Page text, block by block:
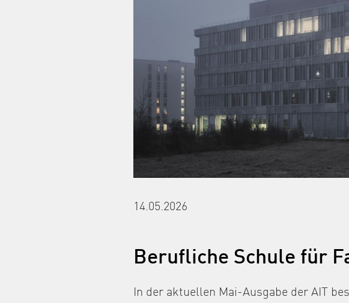
14.05.2026
Berufliche Schule für
In der aktuellen Mai-Ausgabe der AIT